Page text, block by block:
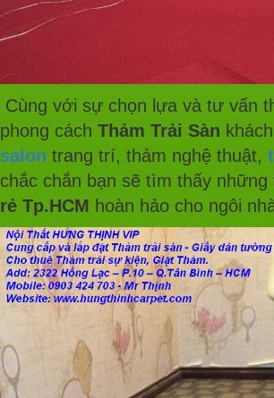
Cùng với sự chọn lựa và tư vấn
phong cách Thảm Trải Sàn
salon trang trí, thảm nghệ thuật,
chắc chắn bạn sẽ tìm thấy những
rẻ Tp.HCM hoàn hảo cho ngôi